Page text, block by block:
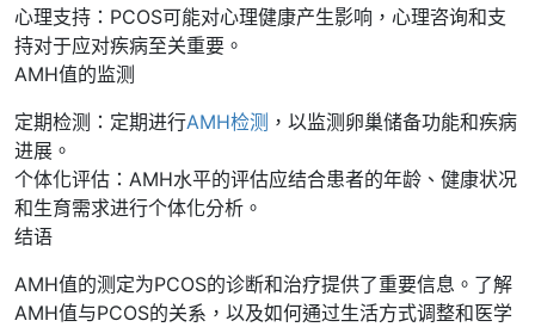
心理支持：PCOS可能对心理健康产生影响，心理咨询和支
持对于应对疾病至关重要。
AMH值的监测
定期检测：定期进行AMH检测 ，以监测卵巢储备功能和疾病
进展。
个体化评估：AMH水平的评估应结合患者的年龄、健康状况
和生育需求进行个体化分析。
结语
AMH值的测定为PCOS的诊断和治疗提供了重要信息。了解
AMH值与PCOS的关系，以及如何通过生活方式调整和医学